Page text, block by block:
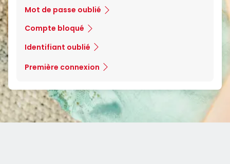
Mot de passe oublié
Compte bloqué
Identifiant oublié
Première connexion